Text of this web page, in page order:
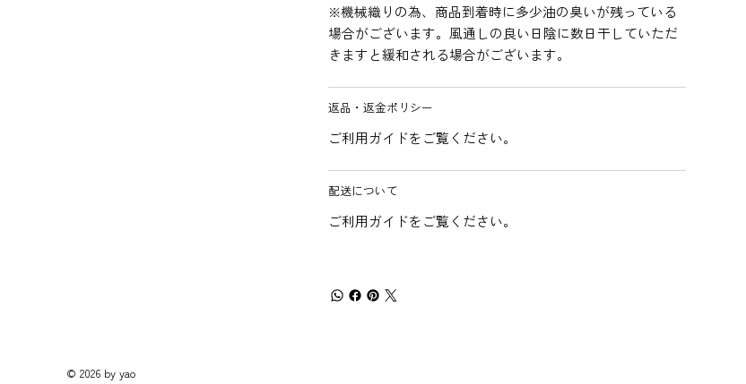
※機械織りの為、商品到着時に多少油の臭いが残っている
場合がございます。風通しの良い日陰に数日干していただ
きますと緩和される場合がございます。
返品・返金ポリシー
ご利用ガイドをご覧ください。
配送について
ご利用ガイドをご覧ください。
© 2026 by yao